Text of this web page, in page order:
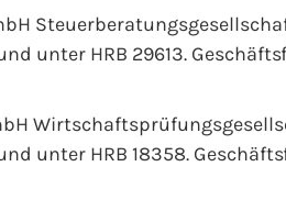
unter HRB 29613.
unter HRB 18358.